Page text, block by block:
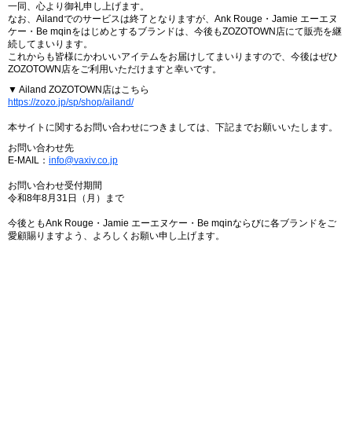
一同、心より御礼申し上げます。
なお、Ailandでのサービスは終了となりますが、Ank Rouge・Jamie エーエヌ
ケー・Be mqinをはじめとするブランドは、今後もZOZOTOWN店にて販売を継
続してまいります。
これからも皆様にかわいいアイテムをお届けしてまいりますので、今後はぜひ
ZOZOTOWN店をご利用いただけますと幸いです。
▼ Ailand ZOZOTOWN店はこちら
https://zozo.jp/sp/shop/ailand/
本サイトに関するお問い合わせにつきましては、下記までお願いいたします。
お問い合わせ先
E-MAIL： info@vaxiv.co.jp
お問い合わせ受付期間
令和8年8月31日（月）まで
今後ともAnk Rouge・Jamie エーエヌケー・Be mqinならびに各ブランドをご
愛顧賜りますよう、よろしくお願い申し上げます。